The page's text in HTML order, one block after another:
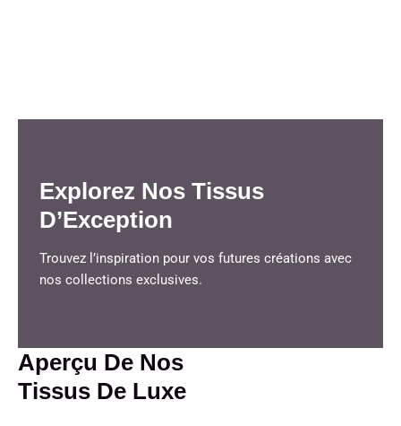
Explorez Nos Tissus
D’Exception
Trouvez l’inspiration pour vos futures créations avec
nos collections exclusives.
Aperçu De Nos
Tissus De Luxe